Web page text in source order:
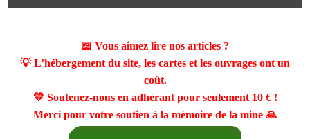
📖 Vous aimez lire nos articles ?
💡 L’hébergement du site, les cartes et les ouvrages ont un
coût.
💛 Soutenez-nous en adhérant pour seulement 10 €!
Merci pour votre soutien à la mémoire de la mine 🙏